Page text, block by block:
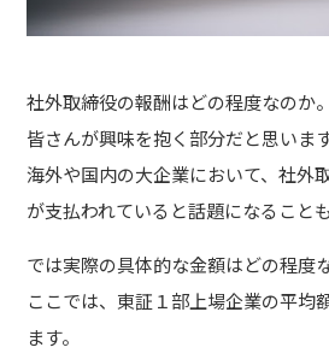
社外取締役の報酬はどの程度なのか。
皆さんが興味を抱く部分だと思います
海外や国内の大企業において、社外
が支払われていると話題になること
では実際の具体的な金額はどの程度
ここでは、東証１部上場企業の平均
ます。